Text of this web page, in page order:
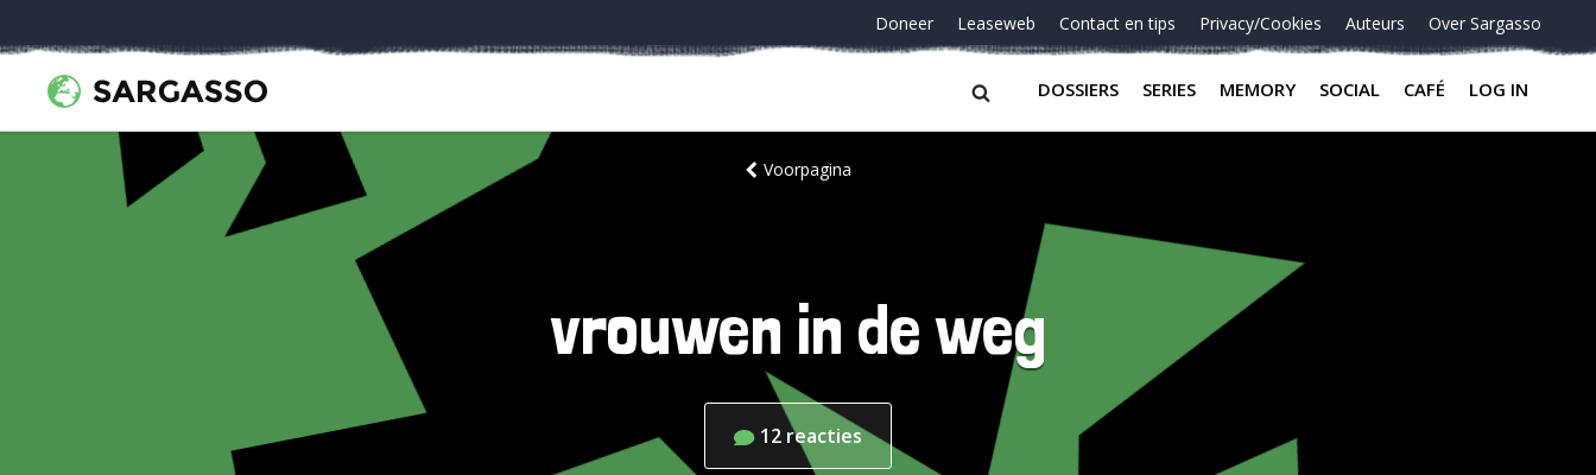
Doneer Leaseweb Contact en tips Privacy/Cookies Auteurs Over Sargasso
DOSSIERS SERIES MEMORY SOCIAL CAFÉ LOG IN
Voorpagina
vrouwen in de weg
12 reacties